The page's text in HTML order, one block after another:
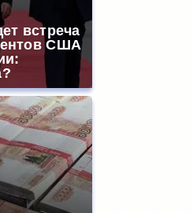
встреча
США